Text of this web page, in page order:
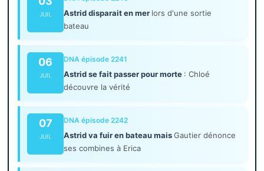
JUIL Astrid disparait en mer lors d'une sortie
bateau
06
JUIL
DNA épisode 2241
Astrid se fait passer pour morte : Chloé
découvre la vérité
07
JUIL
DNA épisode 2242
Astrid va fuir en bateau maisGautier dénonce
ses combines à Erica